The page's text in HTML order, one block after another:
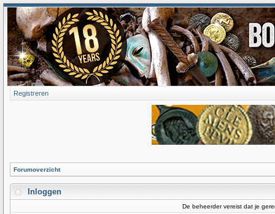
Registreren
Forumoverzicht
Inloggen
De beheerder vereist dat je